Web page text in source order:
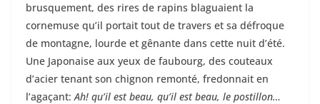
brusquement, des rires de rapins blaguaient la
cornemuse qu’il portait tout de travers et sa défroque
de montagne, lourde et gênante dans cette nuit d’été.
Une Japonaise aux yeux de faubourg, des couteaux
d’acier tenant son chignon remonté, fredonnait en
l’agaçant:Ah! qu’il est beau, qu’il est beau, le postillon…